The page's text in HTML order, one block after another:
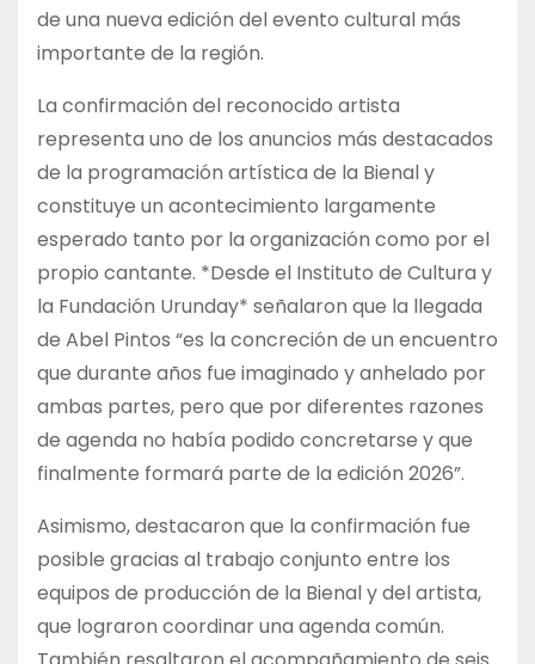
de una nueva edición del evento cultural más
importante de la región.
La confirmación del reconocido artista
representa uno de los anuncios más destacados
de la programación artística de la Bienal y
constituye un acontecimiento largamente
esperado tanto por la organización como por el
propio cantante. *Desde el Instituto de Cultura y
la Fundación Urunday* señalaron que la llegada
de Abel Pintos “es la concreción de un encuentro
que durante años fue imaginado y anhelado por
ambas partes, pero que por diferentes razones
de agenda no había podido concretarse y que
finalmente formará parte de la edición 2026”.
Asimismo, destacaron que la confirmación fue
posible gracias al trabajo conjunto entre los
equipos de producción de la Bienal y del artista,
que lograron coordinar una agenda común.